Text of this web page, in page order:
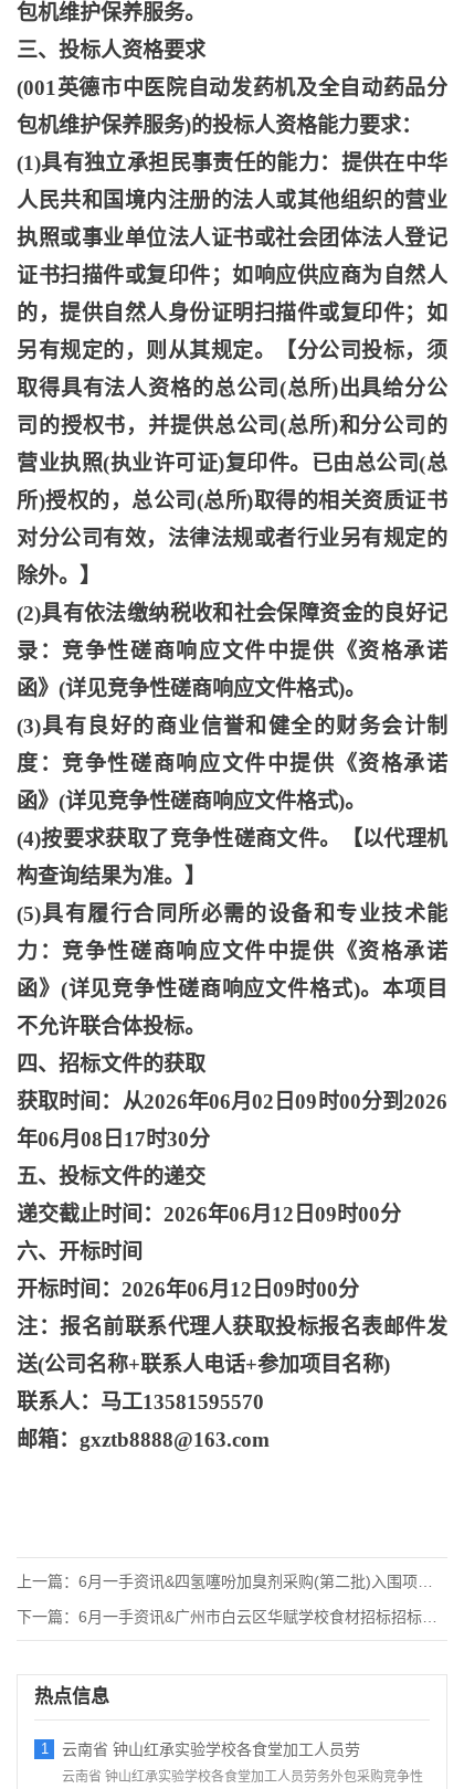
包机维护保养服务。
三、投标人资格要求
(001英德市中医院自动发药机及全自动药品分
包机维护保养服务)的投标人资格能力要求：
(1)具有独立承担民事责任的能力：提供在中华
人民共和国境内注册的法人或其他组织的营业
执照或事业单位法人证书或社会团体法人登记
证书扫描件或复印件；如响应供应商为自然人
的，提供自然人身份证明扫描件或复印件；如
另有规定的，则从其规定。【分公司投标，须
取得具有法人资格的总公司(总所)出具给分公
司的授权书，并提供总公司(总所)和分公司的
营业执照(执业许可证)复印件。已由总公司(总
所)授权的，总公司(总所)取得的相关资质证书
对分公司有效，法律法规或者行业另有规定的
除外。】
(2)具有依法缴纳税收和社会保障资金的良好记
录：竞争性磋商响应文件中提供《资格承诺
函》(详见竞争性磋商响应文件格式)。
(3)具有良好的商业信誉和健全的财务会计制
度：竞争性磋商响应文件中提供《资格承诺
函》(详见竞争性磋商响应文件格式)。
(4)按要求获取了竞争性磋商文件。【以代理机
构查询结果为准。】
(5)具有履行合同所必需的设备和专业技术能
力：竞争性磋商响应文件中提供《资格承诺
函》(详见竞争性磋商响应文件格式)。本项目
不允许联合体投标。
四、招标文件的获取
获取时间：从2026年06月02日09时00分到2026
年06月08日17时30分
五、投标文件的递交
递交截止时间： 2026年06月12日09时00分
六、开标时间
开标时间： 2026年06月12日09时00分
注：报名前联系代理人获取投标报名表邮件发
送(公司名称+联系人电话+参加项目名称)
联系人：马工13581595570
邮箱： gxztb8888@163.com
上一篇： 6月一手资讯&四氢噻吩加臭剂采购(第二批)入围项目招
下一篇： 6月一手资讯&广州市白云区华赋学校食材招标招标公告
热点信息
1 云南省 钟山红承实验学校各食堂加工人员劳
云南省 钟山红承实验学校各食堂加工人员劳务外包采购竞争性